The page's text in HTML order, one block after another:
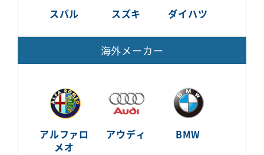
スバル スズキ ダイハツ
海外メーカー
アルファロ
メオ
アウディ BMW